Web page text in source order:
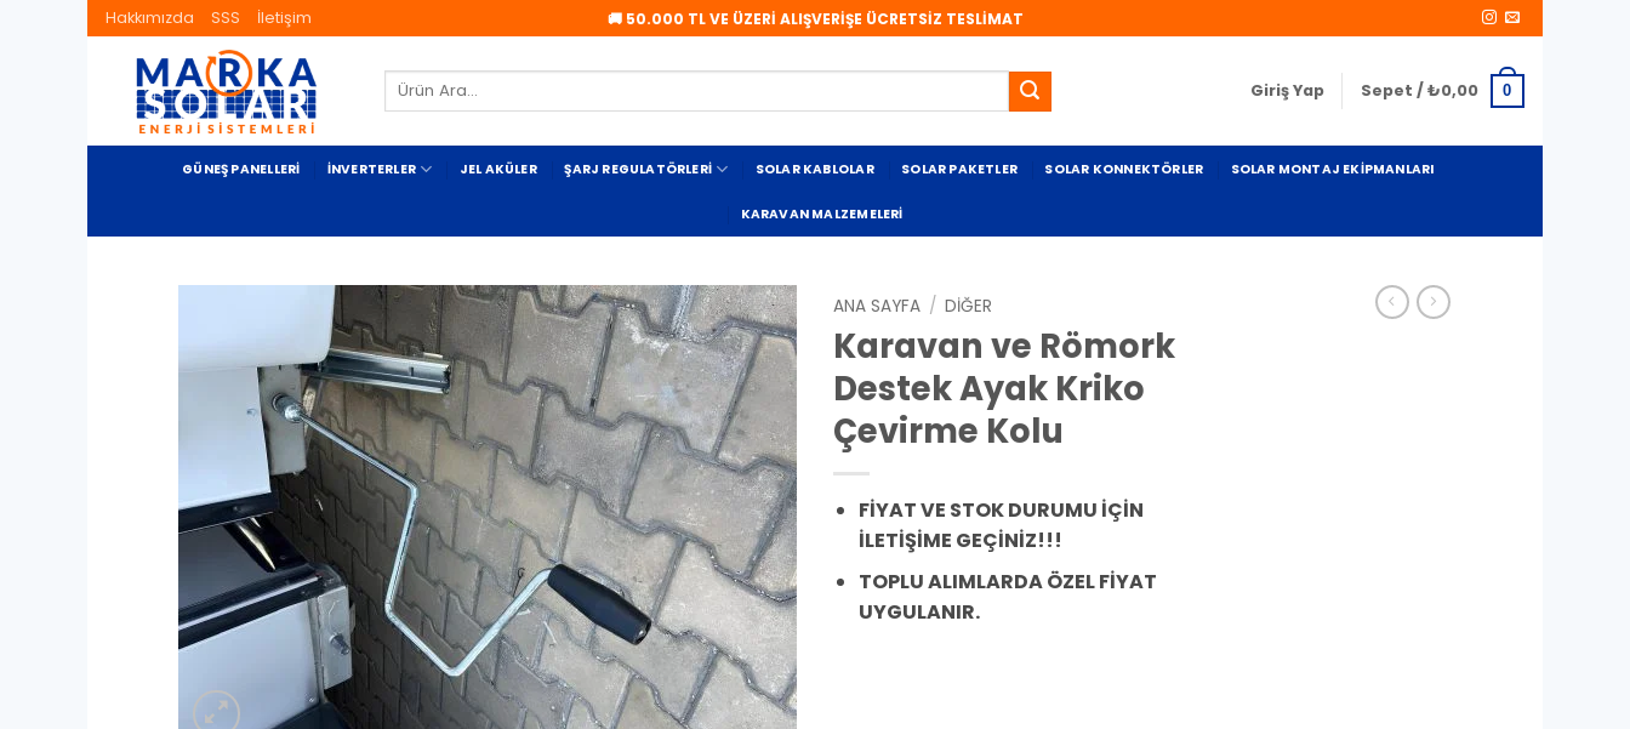
İçeriğe
atla
Hakkımızda SSS İletişim 🚚 50.000 TL VE ÜZERİ ALIŞVERİŞE ÜCRETSİZ TESLİMAT
Ara: Giriş Yap Sepet /₺0,00 0
GÜNEŞ PANELLERI İNVERTERLER JEL AKÜLER ŞARJ REGULATÖRLERI SOLAR KABLOLAR SOLAR PAKETLER SOLAR KONNEKTÖRLER SOLAR MONTAJ EKIPMANLARI
KARAVAN MALZEMELERI
ANA SAYFA / DIĞER
Karavan ve Römork
Destek Ayak Kriko
Çevirme Kolu
FİYAT VE STOK DURUMU İÇİN
İLETİŞİME GEÇİNİZ!!!
TOPLU ALIMLARDA ÖZEL FİYAT
UYGULANIR.